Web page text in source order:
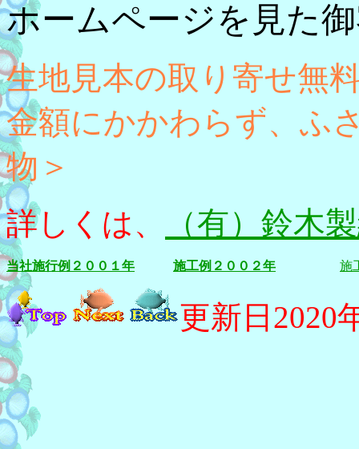
ホームページを見た
生地見本の取り寄せ無
金額にかかわらず、ふ
物＞
詳しくは、 （有）鈴木
当社施行例２００１年 施工例２００２年 施
更新日2020